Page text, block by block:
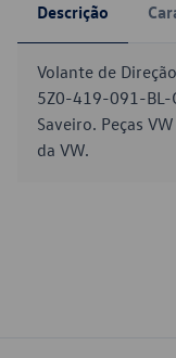
Descrição
Volante de
5Z0-419-091-BL-
Saveiro. Peças
da VW.